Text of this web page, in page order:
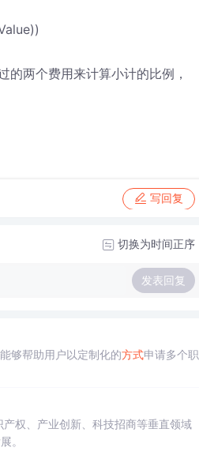
两个费用来计算小计的比例，
写回复
切换为时间正序
发表回复
够帮助用户以定制化的方式申请多个职
权、产业创新、科技招商等垂直领域
。